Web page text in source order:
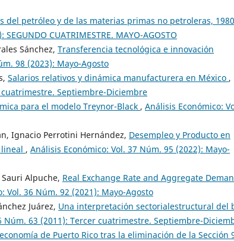
del petróleo y de las materias primas no petroleras,
CUATRIMESTRE. MAYO-AGOSTO
Sánchez, Transferencia tecnológica e innovación
98 (2023): Mayo-Agosto
Salarios relativos y dinámica manufacturera en México ,
Septiembre-Diciembre
para el modelo Treynor-Black , Análisis Económico:
Ignacio Perrotini Hernández, Desempleo y Producto en
, Análisis Económico: Vol. 37 Núm. 95 (2022): Mayo-
Alpuche, Real Exchange Rate and Aggregate
Vol. 36 Núm. 92 (2021): Mayo-Agosto
Juárez, Una interpretación sectorialestructural del
Núm. 63 (2011): Tercer cuatrimestre. Septiembre-
de Puerto Rico tras la eliminación de la Sección